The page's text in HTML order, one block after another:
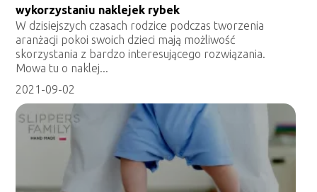
wykorzystaniu naklejek rybek
W dzisiejszych czasach rodzice podczas tworzenia
aranżacji pokoi swoich dzieci mają możliwość
skorzystania z bardzo interesującego rozwiązania.
Mowa tu o naklej...
2021-09-02